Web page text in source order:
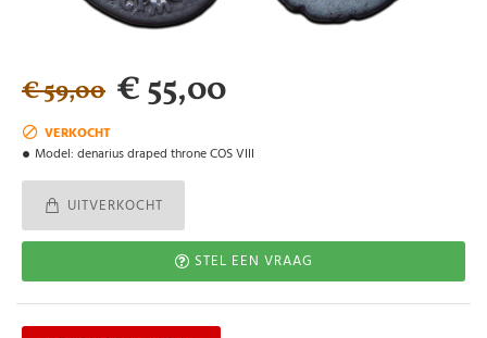
VERKOCHT
Model: denarius draped throne COS VIII
€ 55,00
€ 59,00
UITVERKOCHT
STEL EEN VRAAG